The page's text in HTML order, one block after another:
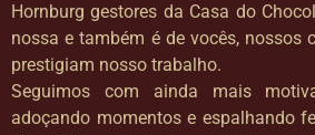
Hornburg gestores da Casa do
nossa e também é de vocês, nossos
prestigiam nosso trabalho.
Seguimos com ainda mais
adoçando momentos e espalhando